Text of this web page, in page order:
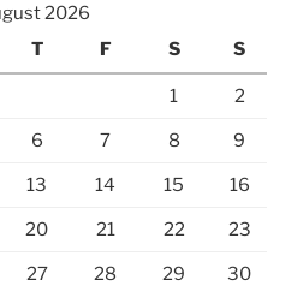
2026
T F S S
1 2
6 7 8 9
13 14 15 16
20 21 22 23
27 28 29 30